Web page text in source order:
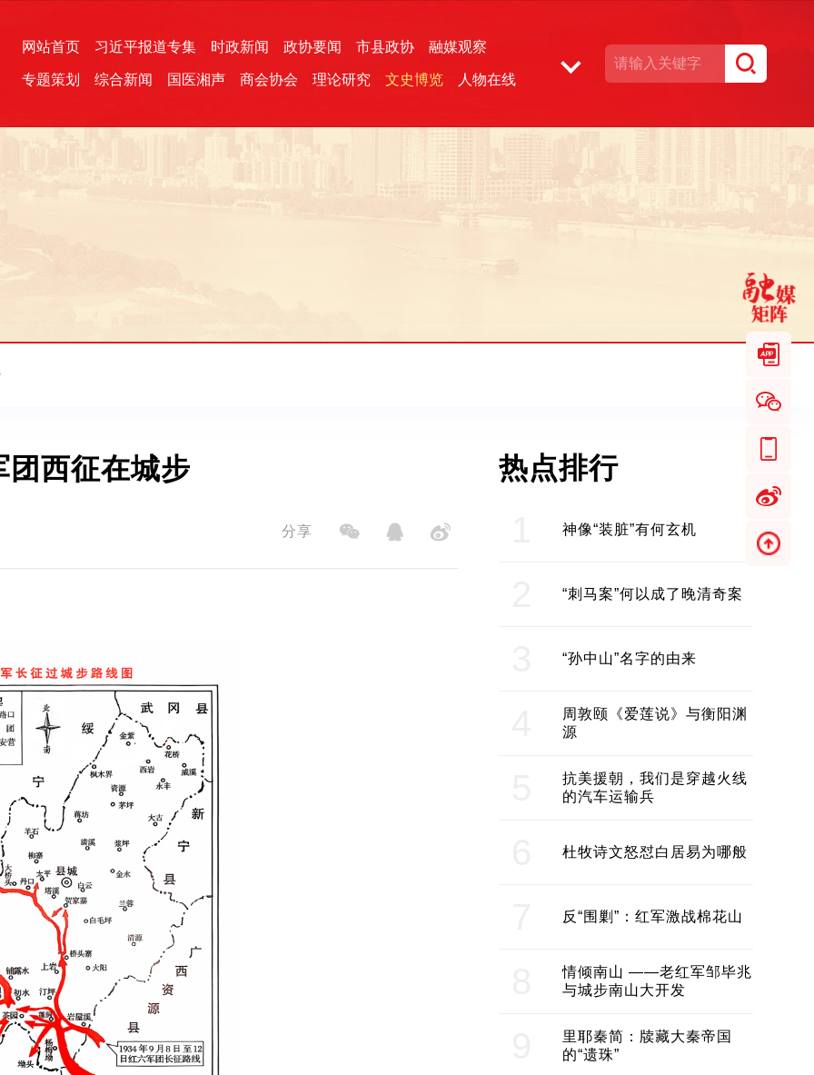
网站首页 习近平报道专集 时政新闻 政协要闻 市县政协 融媒观察
专题策划 综合新闻 国医湘声 商会协会 理论研究 文史博览 人物在线
团西征在城步
分享
热点排行
神像“装脏”有何玄机
“刺马案”何以成了晚清奇案
“孙中山”名字的由来
周敦颐《爱莲说》与衡阳渊
源
抗美援朝，我们是穿越火线
的汽车运输兵
杜牧诗文怒怼白居易为哪般
反“围剿”：红军激战棉花山
情倾南山 ——老红军邹毕兆
与城步南山大开发
里耶秦简：牍藏大秦帝国
的“遗珠”